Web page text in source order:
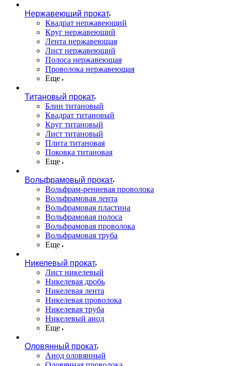
Нержавеющий прокат
Квадрат нержавеющий
Круг нержавеющий
Лента нержавеющая
Лист нержавеющий
Полоса нержавеющая
Проволока нержавеющая
Еще
Титановый прокат
Блин титановый
Квадрат титановый
Круг титановый
Лист титановый
Плита титановая
Поковка титановая
Еще
Вольфрамовый прокат
Вольфрам-рениевая проволока
Вольфрамовая лента
Вольфрамовая пластина
Вольфрамовая полоса
Вольфрамовая проволока
Вольфрамовая труба
Еще
Никелевый прокат
Лист никелевый
Никелевая дробь
Никелевая лента
Никелевая проволока
Никелевая труба
Никелевый анод
Еще
Оловянный прокат
Анод оловянный